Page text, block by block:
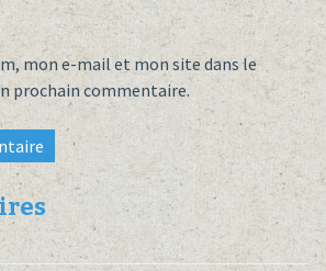
mon e-mail et mon site dans le
prochain commentaire.